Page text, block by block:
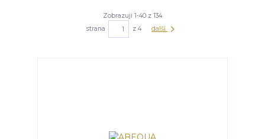
Zobrazuji 1-40 z 134
strana
z 4 další